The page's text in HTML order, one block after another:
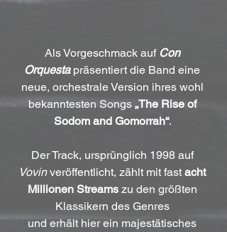
Als Vorgeschmack auf Con
Orquesta präsentiert die Band eine
neue, orchestrale Version ihres wohl
bekanntesten Songs „The Rise of
Sodom and Gomorrah“.
Der Track, ursprünglich 1998 auf
Vovin veröffentlicht, zählt mit fast acht
Millionen Streams zu den größten
Klassikern des Genres
und erhält hier ein majestätisches